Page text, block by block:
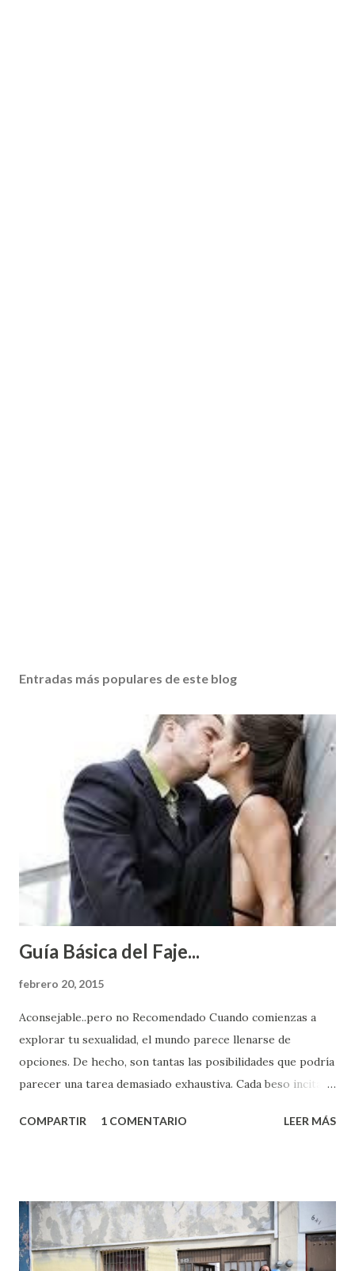
Entradas más populares de este blog
Guía Básica del Faje...
febrero 20, 2015
Aconsejable..pero no Recomendado Cuando comienzas a
explorar tu sexualidad, el mundo parece llenarse de
opciones. De hecho, son tantas las posibilidades que podría
parecer una tarea demasiado exhaustiva. Cada beso incita
partes de ti que jamás hubieras imaginado. El problema es
conoces ni la mitad de lo que deberías saber. Pero incluso
quienes ya han tenido relaciones sexuales no son expertos
o expertas en el tema. Siempre hay algo nuevo que
COMPARTIR 1 COMENTARIO LEER MÁS